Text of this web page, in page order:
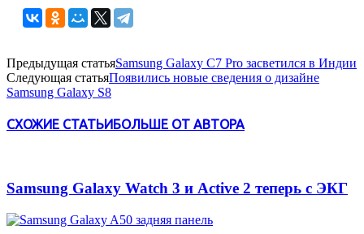
Предыдущая статьяSamsung Galaxy C7 Pro засветился в Индии
Следующая статьяПоявились новые сведения о дизайне
Samsung Galaxy S8
СХОЖИЕ СТАТЬИБОЛЬШЕ ОТ АВТОРА
Samsung Galaxy Watch 3 и Active 2 теперь с ЭКГ